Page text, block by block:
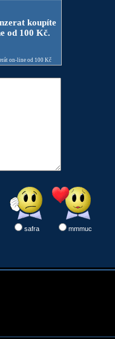
koupíte
od 100 Kč.
on-line od 100 Kč
safra
mmmuc